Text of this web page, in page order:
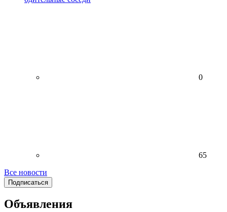
0
65
Все новости
Подписаться
Объявления